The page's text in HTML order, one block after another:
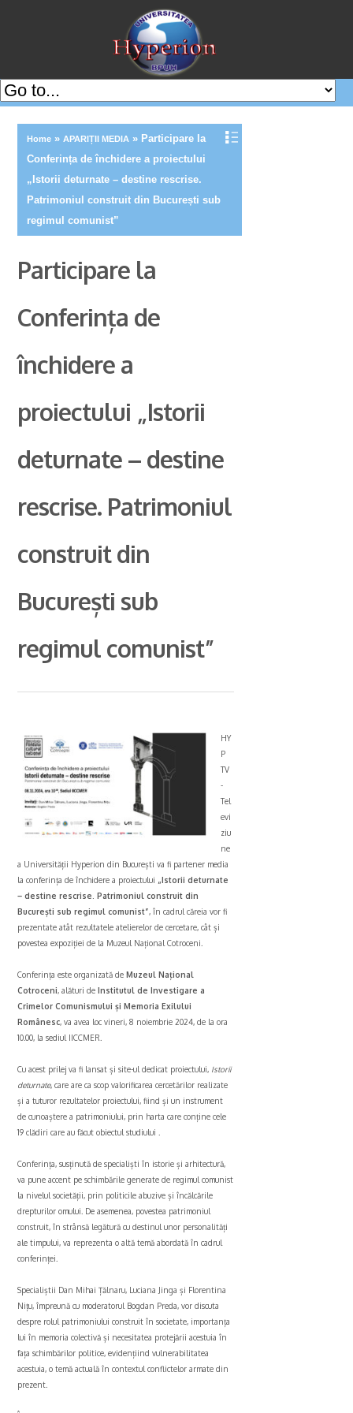
Home »APARIȚII MEDIA » Participare la
Conferința de închidere a proiectului
„Istorii deturnate – destine rescrise.
Patrimoniul construit din București sub
regimul comunist”
Participare la
Conferința de
închidere a
proiectului „Istorii
deturnate – destine
rescrise. Patrimoniul
construit din
București sub
regimul comunist”
HY
P
TV
-
Tel
evi
ziu
ne
a Universității Hyperion din București va fi partener media
la conferința de închidere a proiectului „Istorii deturnate
– destine rescrise. Patrimoniul construit din
București sub regimul comunist”, în cadrul căreia vor fi
prezentate atât rezultatele atelierelor de cercetare, cât și
povestea expoziției de la Muzeul Național Cotroceni.
Conferința este organizată de Muzeul Național
Cotroceni, alături deInstitutul de Investigare a
Crimelor Comunismului și Memoria Exilului
Românesc, va avea loc vineri, 8 noiembrie 2024, de la ora
10.00, la sediul IICCMER.
Cu acest prilej va fi lansat și site-ul dedicat proiectului, Istorii
deturnate, care are ca scop valorificarea cercetărilor realizate
și a tuturor rezultatelor proiectului, fiind și un instrument
de cunoaștere a patrimoniului, prin harta care conține cele
19 clădiri care au făcut obiectul studiului .
Conferința, susținută de specialiști în istorie și arhitectură,
va pune accent pe schimbările generate de regimul comunist
la nivelul societății, prin politicile abuzive și încălcările
drepturilor omului. De asemenea, povestea patrimoniul
construit, în strânsă legătură cu destinul unor personalități
ale timpului, va reprezenta o altă temă abordată în cadrul
conferinței.
Specialiștii Dan Mihai Țălnaru, Luciana Jinga și Florentina
Nițu, împreună cu moderatorul Bogdan Preda, vor discuta
despre rolul patrimoniului construit în societate, importanța
lui în memoria colectivă și necesitatea protejării acestuia în
fața schimbărilor politice, evidențiind vulnerabilitatea
acestuia, o temă actuală în contextul conflictelor armate din
prezent.